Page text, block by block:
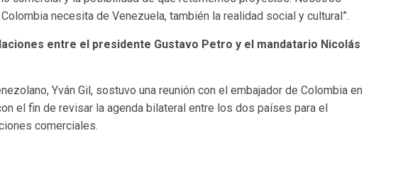
necesita de Venezuela, también la realidad social y cultural”.
entre el presidente Gustavo Petro y el mandatario Nicolás
Yván Gil, sostuvo una reunión con el embajador de Colombia en
el fin de revisar la agenda bilateral entre los dos países para el
comerciales.